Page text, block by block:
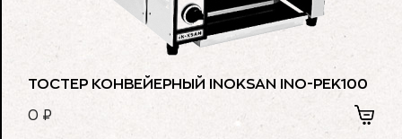
ТОСТЕР КОНВЕЙЕРНЫЙ INOKSAN INO-PEK100
0 ₽